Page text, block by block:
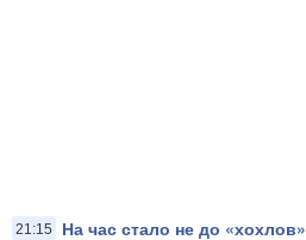
21:15
На час стало не до